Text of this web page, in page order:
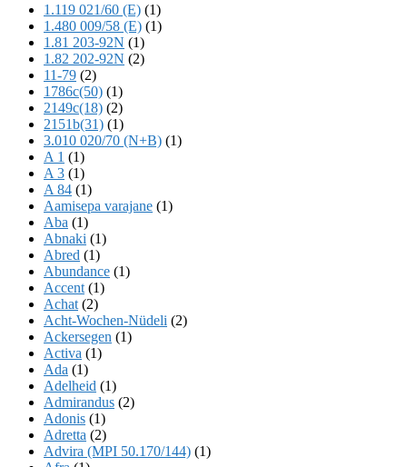
1.119 021/60 (E) (1)
1.480 009/58 (E) (1)
1.81 203-92N (1)
1.82 202-92N (2)
11-79 (2)
1786c(50) (1)
2149c(18) (2)
2151b(31) (1)
3.010 020/70 (N+B) (1)
A 1 (1)
A 3 (1)
A 84 (1)
Aamisepa varajane (1)
Aba (1)
Abnaki (1)
Abred (1)
Abundance (1)
Accent (1)
Achat (2)
Acht-Wochen-Nüdeli (2)
Ackersegen (1)
Activa (1)
Ada (1)
Adelheid (1)
Admirandus (2)
Adonis (1)
Adretta (2)
Advira (MPI 50.170/144) (1)